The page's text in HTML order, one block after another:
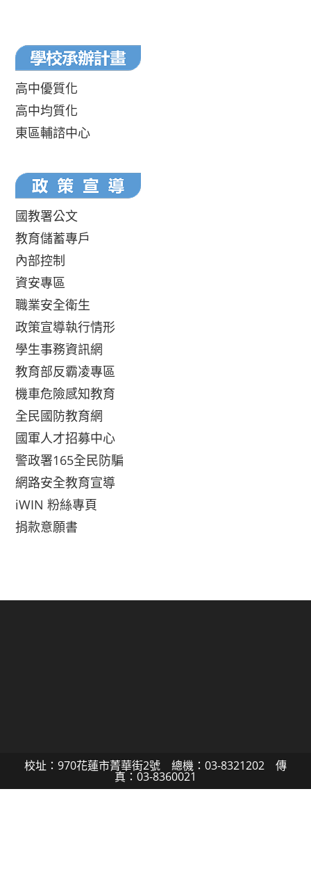
高中優質化
高中均質化
東區輔諮中心
國教署公文
教育儲蓄專戶
內部控制
資安專區
職業安全衛生
政策宣導執行情形
學生事務資訊網
教育部反霸凌專區
機車危險感知教育
全民國防教育網
國軍人才招募中心
警政署165全民防騙
網路安全教育宣導
iWIN 粉絲專頁
捐款意願書
校址：970花蓮市菁華街2號 總機：03-8321202 傳
真：03-8360021